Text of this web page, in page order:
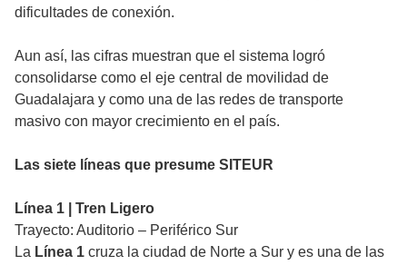
dificultades de conexión.
Aun así, las cifras muestran que el sistema logró
consolidarse como el eje central de movilidad de
Guadalajara y como una de las redes de transporte
masivo con mayor crecimiento en el país.
Las siete líneas que presume SITEUR
Línea 1 | Tren Ligero
Trayecto: Auditorio – Periférico Sur
La Línea 1 cruza la ciudad de Norte a Sur y es una de las